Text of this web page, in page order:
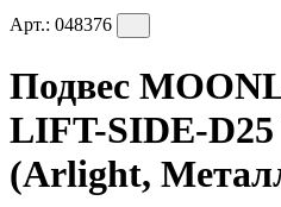
Арт.: 048376
Подвес
LIFT-SIDE-
(Arlight,